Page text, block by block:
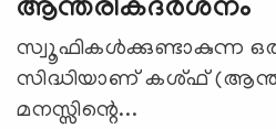
ആന്തരികദര്‍ശനം
സ്വൂഫികള്‍ക്കുണ്ടാകുന്ന
സിദ്ധിയാണ് കശ്ഫ്
മനസ്സിന്റെ...